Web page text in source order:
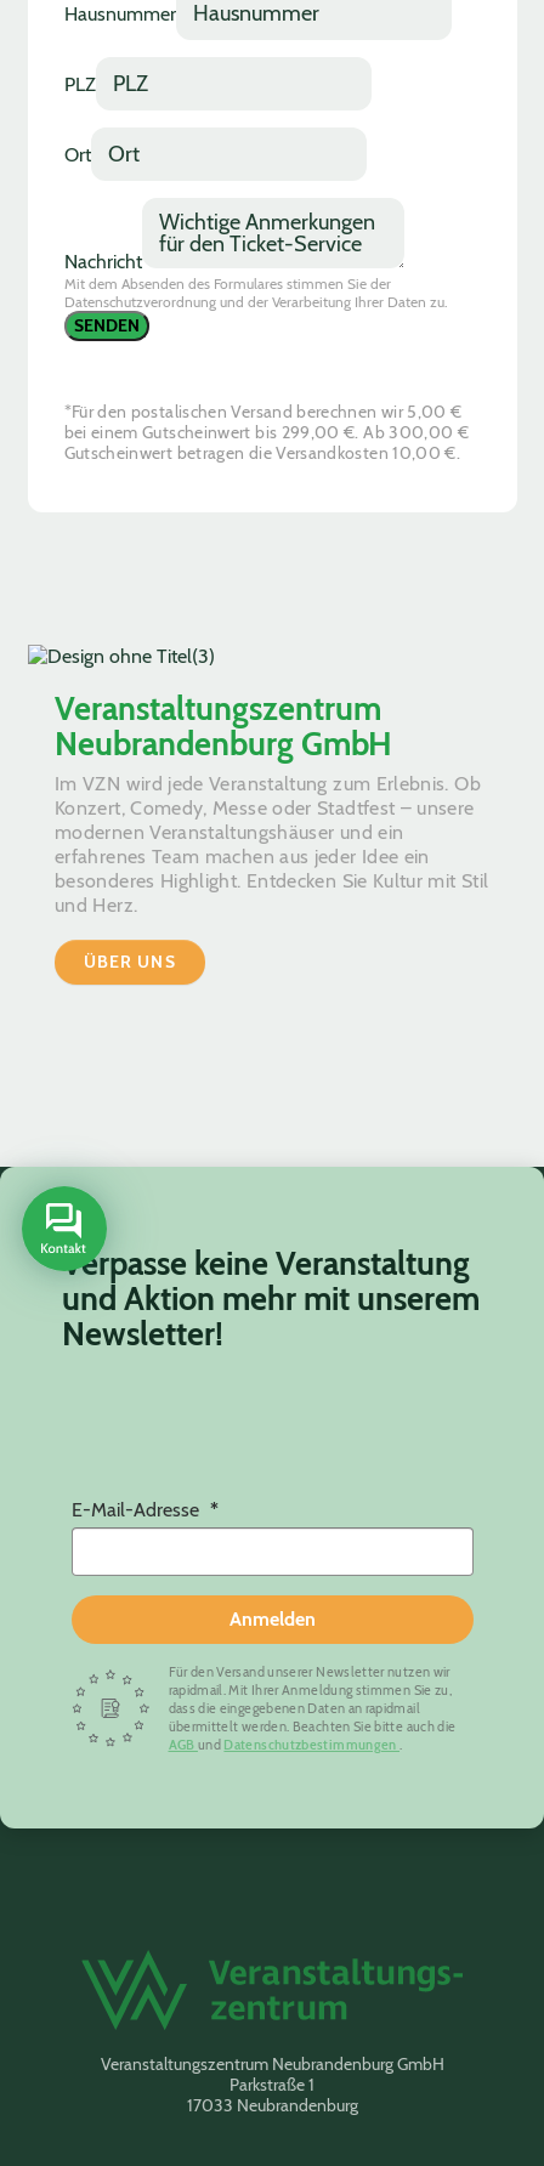
Hausnummer
PLZ
Ort
Nachricht
Mit dem Absenden des Formulares stimmen Sie der
Datenschutzverordnung und der Verarbeitung Ihrer Daten zu.
SENDEN
*Für den postalischen Versand berechnen wir 5,00 €
bei einem Gutscheinwert bis 299,00 €. Ab 300,00 €
Gutscheinwert betragen die Versandkosten 10,00 €.
Veranstaltungszentrum
Neubrandenburg GmbH
Im VZN wird jede Veranstaltung zum Erlebnis. Ob
Konzert, Comedy, Messe oder Stadtfest – unsere
modernen Veranstaltungshäuser und ein
erfahrenes Team machen aus jeder Idee ein
besonderes Highlight. Entdecken Sie Kultur mit Stil
und Herz.
ÜBER UNS
Verpasse keine Veranstaltung
und Aktion mehr mit unserem
Newsletter!
E-Mail-Adresse
Anmelden
Für den Versand unserer Newsletter nutzen wir
rapidmail. Mit Ihrer Anmeldung stimmen Sie zu,
dass die eingegebenen Daten an rapidmail
übermittelt werden. Beachten Sie bitte auch die
AGB und Datenschutzbestimmungen
Veranstaltungszentrum Neubrandenburg GmbH
Parkstraße 1
17033 Neubrandenburg